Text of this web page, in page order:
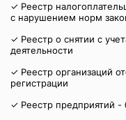
✓ Реестр
с нарушением норм
✓ Реестр о снятии с
деятельности
✓ Реестр организаций
регистрации
✓ Реестр предприятий -